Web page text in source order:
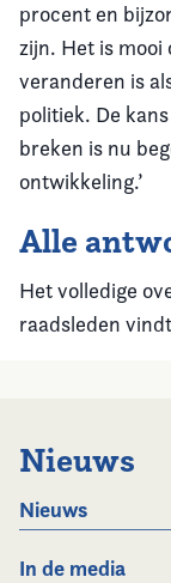
procent en
zijn. Het is mooi
veranderen is
politiek. De
breken is nu
ontwikkeling.’
Alle
Het volledige
raadsleden
Nieuws
Nieuws
In de media